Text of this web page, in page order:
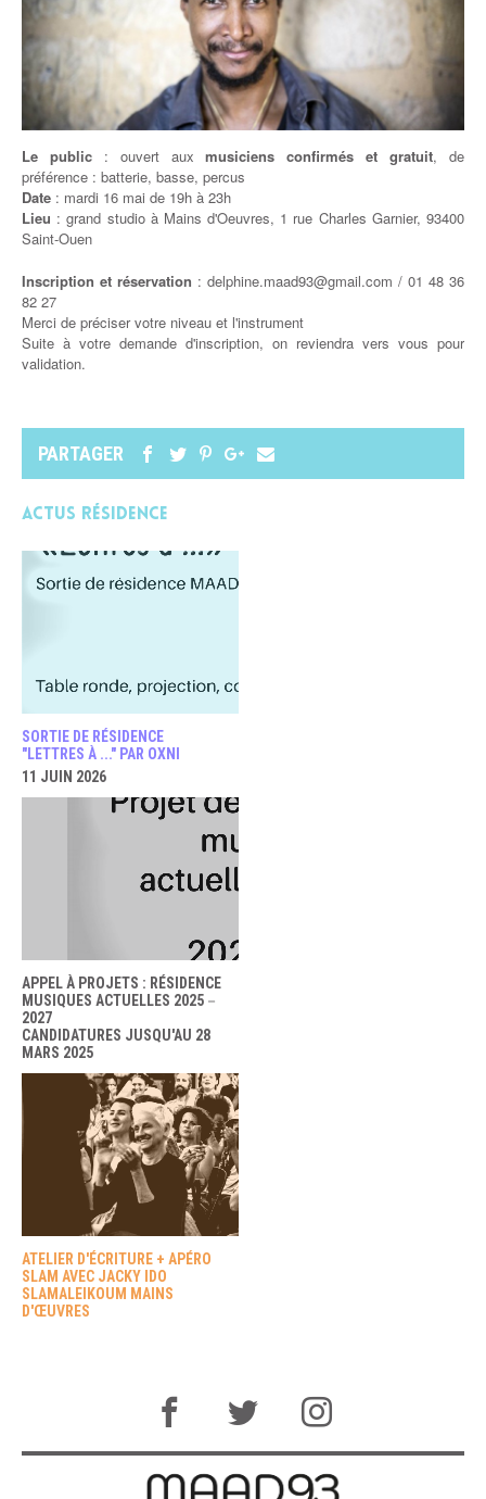
Le public: ouvert aux musiciens confirmés et gratuit, de
préférence : batterie, basse, percus
Date : mardi 16 mai de 19h à 23h
Lieu : grand studio à Mains d'Oeuvres, 1 rue Charles Garnier, 93400
Saint-Ouen
Inscription et réservation : delphine.maad93@gmail.com / 01 48 36
82 27
Merci de préciser votre niveau et l'instrument
Suite à votre demande d'inscription, on reviendra vers vous pour
validation.
PARTAGER
Actus Résidence
SORTIE DE RÉSIDENCE
"LETTRES À ..." PAR OXNI
11 JUIN 2026
APPEL À PROJETS : RÉSIDENCE
MUSIQUES ACTUELLES 2025－
2027
CANDIDATURES JUSQU'AU 28
MARS 2025
ATELIER D'ÉCRITURE + APÉRO
SLAM AVEC JACKY IDO
SLAMALEIKOUM MAINS
D'ŒUVRES